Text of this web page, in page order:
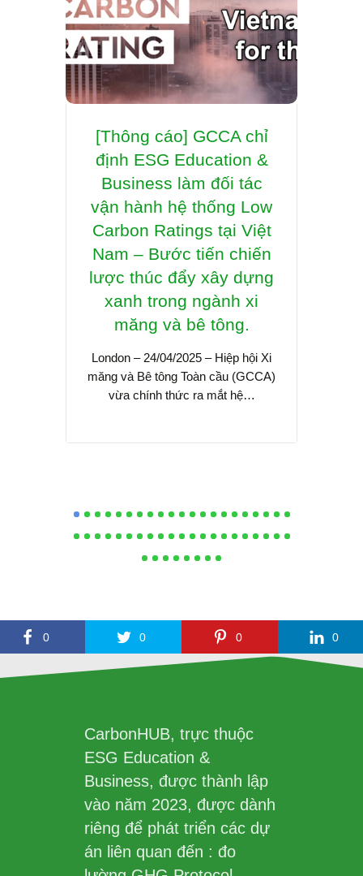
[Thông cáo] GCCA chỉ
định ESG Education &
Business làm đối tác
vận hành hệ thống Low
Carbon Ratings tại Việt
Nam – Bước tiến chiến
lược thúc đẩy xây dựng
xanh trong ngành xi
măng và bê tông.
London – 24/04/2025 – Hiệp hội Xi
măng và Bê tông Toàn cầu (GCCA)
vừa chính thức ra mắt hệ…
0 0 0 0
CarbonHUB, trực thuộc
ESG Education &
Business, được thành lập
vào năm 2023, được dành
riêng để phát triển các dự
án liên quan đến : đo